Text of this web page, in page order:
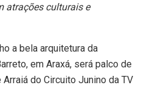
atrações culturais e
a bela arquitetura da
em Araxá, será palco de
do Circuito Junino da TV